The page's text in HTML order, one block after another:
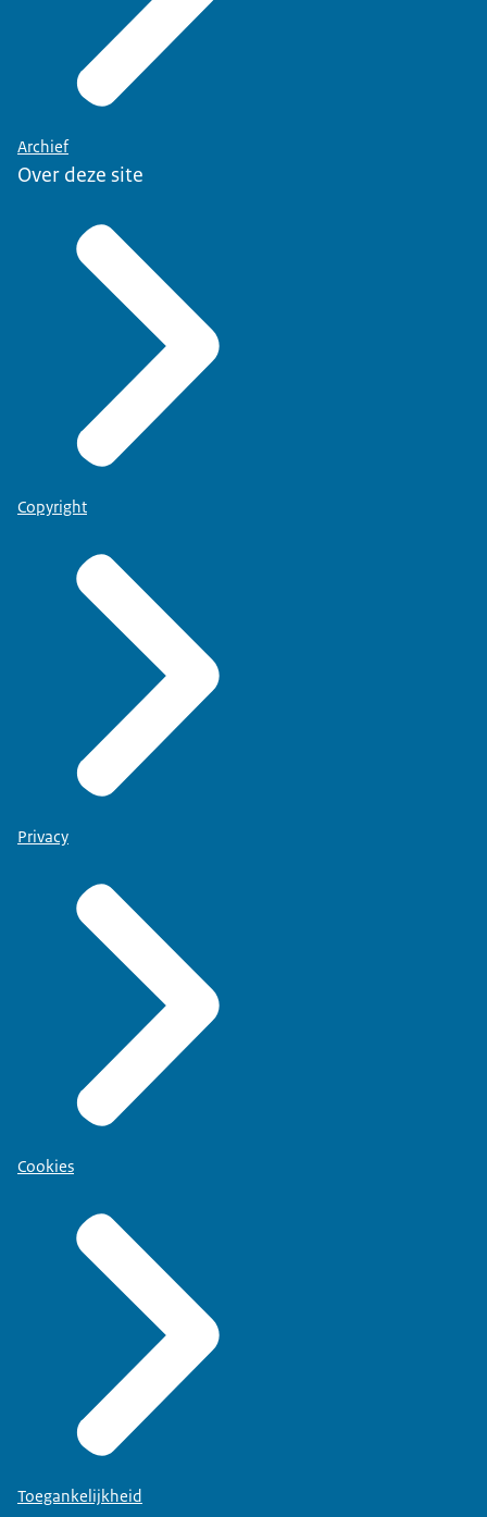
Archief
Over deze site
Copyright
Privacy
Cookies
Toegankelijkheid